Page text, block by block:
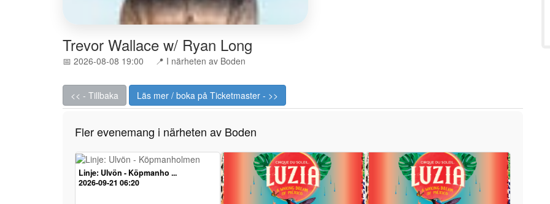
Trevor Wallace w/ Ryan Long
📅 2026-08-08 19:00 📍 I närheten av Boden
<< - Tillbaka Läs mer / boka på Ticketmaster - >>
Fler evenemang i närheten av Boden
Linje: Ulvön - Köpmanho ...
2026-09-21 06:20